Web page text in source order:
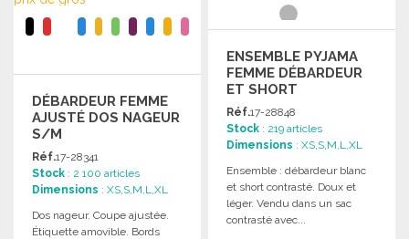
DÉBARDEUR FEMME
AJUSTÉ DOS NAGEUR
S/M
Réf.17-28341
Stock : 2 100 articles
Dimensions : XS,S,M,L,XL
Dos nageur. Coupe ajustée.
Étiquette amovible. Bords
ENSEMBLE PYJAMA
FEMME DÉBARDEUR
ET SHORT
Réf.17-28848
Stock : 219 articles
Dimensions : XS,S,M,L,XL
Ensemble : débardeur blanc
et short contrasté. Doux et
léger. Vendu dans un sac
contrasté avec...